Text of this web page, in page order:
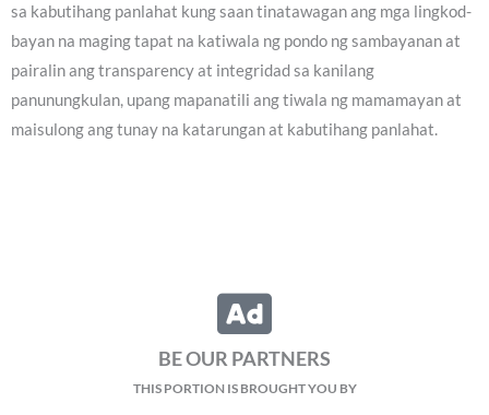
sa kabutihang panlahat kung saan tinatawagan ang mga lingkod-
bayan na maging tapat na katiwala ng pondo ng sambayanan at
pairalin ang transparency at integridad sa kanilang
panunungkulan, upang mapanatili ang tiwala ng mamamayan at
maisulong ang tunay na katarungan at kabutihang panlahat.
BE OUR PARTNERS
THIS PORTION IS BROUGHT YOU BY